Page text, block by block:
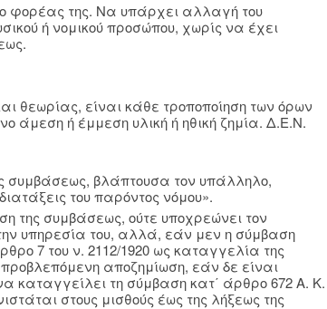
φορέας της. Να υπάρχει αλλαγή του
ή νομικού προσώπου, χωρίς να έχει
θεωρίας, είναι κάθε τροποποίηση των όρων
άμεση ή έμμεση υλική ή ηθική ζημία. Δ.Ε.Ν.
συμβάσεως, βλάπτουσα τον υπάλληλο,
του παρόντος νόμου».
της συμβάσεως, ούτε υποχρεώνει τον
υπηρεσία του, αλλά, εάν μεν η σύμβαση
7 του ν. 2112/1920 ως καταγγελία της
αποζημίωση, εάν δε είναι
καταγγείλει τη σύμβαση κατ΄ άρθρο 672 Α. Κ.
στους μισθούς έως της λήξεως της